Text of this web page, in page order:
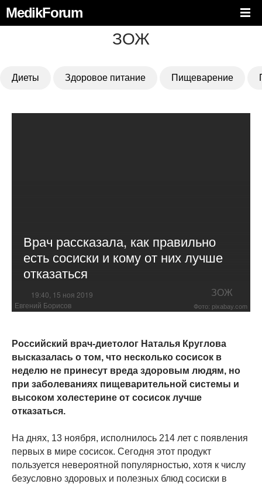
MedikForum
ЗОЖ
Диеты Здоровое питание Пищеварение
Врач рассказала, как правильно
есть сосиски и кому от них лучше
отказаться
19:40, 15 ноя 2019 ЗОЖ
Евгений Борисов Фото: pixabay.com
Российский врач-диетолог Наталья Круглова
высказалась о том, что несколько сосисок в
неделю не принесут вреда здоровым людям, но
при заболеваниях пищеварительной системы и
высоком холестерине от сосисок лучше
отказаться.
На днях, 13 ноября, исполнилось 214 лет с появления
первых в мире сосисок. Сегодня этот продукт
пользуется невероятной популярностью, хотя к числу
безусловно здоровых и полезных блюд сосиски в